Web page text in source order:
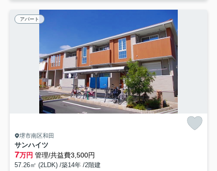
アパート
堺市南区和田
サンハイツ
7万円 管理/共益費3,500円
57.26㎡ (2LDK) /築14年 /2階建